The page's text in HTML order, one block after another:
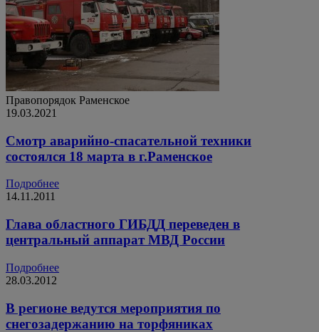
Правопорядок Раменское
19.03.2021
Смотр аварийно-спасательной техники
состоялся 18 марта в г.Раменское
Подробнее
14.11.2011
Глава областного ГИБДД переведен в
центральный аппарат МВД России
Подробнее
28.03.2012
В регионе ведутся мероприятия по
снегозадержанию на торфяниках